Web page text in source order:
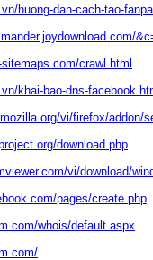
huong-dan-cach-tao-
crawl.html
khai-bao-dns-
vi/firefox/addon/
download.php
vi/download/
pages/create.php
whois/default.aspx